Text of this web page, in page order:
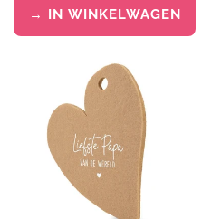
→ IN WINKELWAGEN